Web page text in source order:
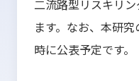
二流路型リスキリ
ます。なお、本研
時に公表予定です。